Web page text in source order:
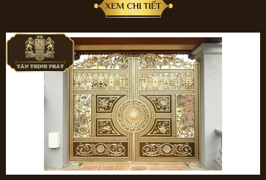
XEM CHI TIẾT